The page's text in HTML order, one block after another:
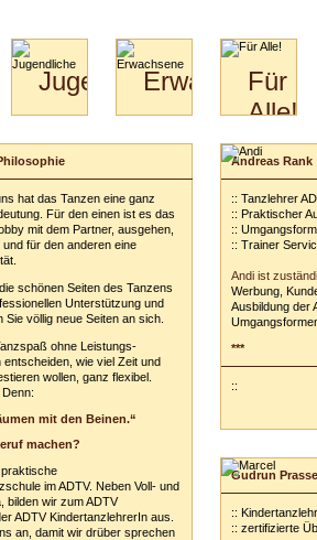
JugendlicheErwachsene
Specials
Paare
Hochzeitstanzkurs
Für
Alle!
Bilder
Download
Video
Partner
Catering
hat das Tanzen eine ganz
Für den einen ist es das
mit dem Partner, ausgehen,
für den anderen eine
schönen Seiten des Tanzens
Unterstützung und
Sie völlig neue Seiten an sich.
ohne Leistungs-
entscheiden, wie viel Zeit und
wollen, ganz flexibel.
mit den Beinen.“
machen?
im ADTV. Neben Voll- und
bilden wir zum ADTV
ADTV KindertanzlehrerIn aus.
an, damit wir drüber sprechen
Andreas Rank
:: Tanzlehrer
:: Praktischer
::
:: Trainer
Andi ist
Werbung,
Ausbildung der
***
::
Gudrun Prasse
::
:: zertifizierte